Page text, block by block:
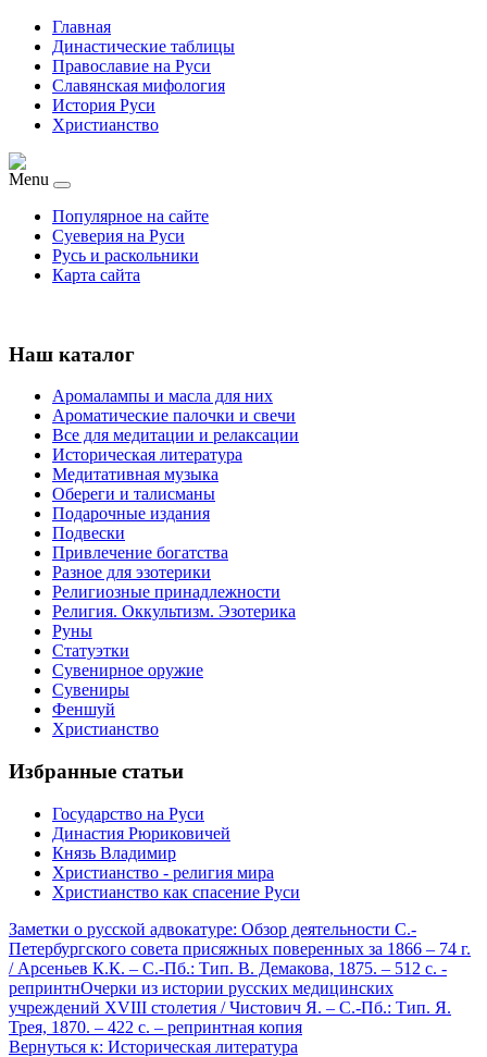
Главная
Династические таблицы
Православие на Руси
Славянская мифология
История Руси
Христианство
Menu
Популярное на сайте
Суеверия на Руси
Русь и раскольники
Карта сайта
Наш каталог
Аромалампы и масла для них
Ароматические палочки и свечи
Все для медитации и релаксации
Историческая литература
Медитативная музыка
Обереги и талисманы
Подарочные издания
Подвески
Привлечение богатства
Разное для эзотерики
Религиозные принадлежности
Религия. Оккультизм. Эзотерика
Руны
Статуэтки
Сувенирное оружие
Сувениры
Феншуй
Христианство
Избранные статьи
Государство на Руси
Династия Рюриковичей
Князь Владимир
Христианство - религия мира
Христианство как спасение Руси
Заметки о русской адвокатуре: Обзор деятельности С.-
Петербургского совета присяжных поверенных за 1866 – 74 г.
/ Арсеньев К.К. – С.-Пб.: Тип. В. Демакова, 1875. – 512 с. -
репринтнОчерки из истории русских медицинских
учреждений XVIII столетия / Чистович Я. – С.-Пб.: Тип. Я.
Трея, 1870. – 422 с. – репринтная копия
Вернуться к: Историческая литература